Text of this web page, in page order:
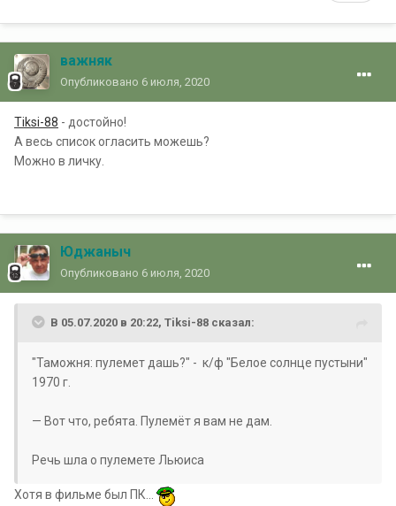
важняк
Опубликовано 6 июля, 2020
Tiksi-88 - достойно!
А весь список огласить можешь?
Можно в личку.
Юджаныч
Опубликовано 6 июля, 2020
В 05.07.2020 в 20:22, Tiksi-88 сказал:
"Таможня: пулемет дашь?" - к/ф "Белое солнце пустыни"
1970 г.
— Вот что, ребята. Пулемёт я вам не дам.
Речь шла о пулемете Льюиса
Хотя в фильме был ПК...